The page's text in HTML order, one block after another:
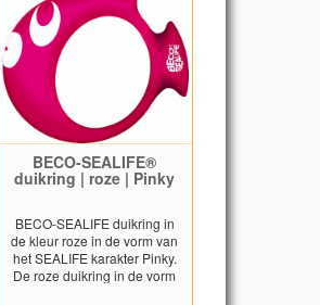
bodem te duiken en de
duikmaterialen te pakken.
Leuk speelgoed voor uren
zwemplezier en waterpret!
Setje van 3 stuks en wordt
geleverd in een mesh tasje
BECO-SEALIFE®
duikring | roze | Pinky
BECO-SEALIFE duikring in
de kleur roze in de vorm van
het SEALIFE karakter Pinky.
De roze duikring in de vorm